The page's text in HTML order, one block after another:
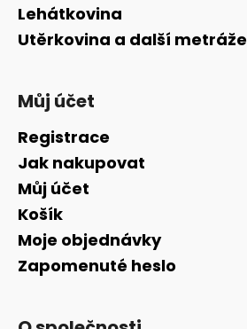
Lehátkovina
Utěrkovina a další metráže
Můj účet
Registrace
Jak nakupovat
Můj účet
Košík
Moje objednávky
Zapomenuté heslo